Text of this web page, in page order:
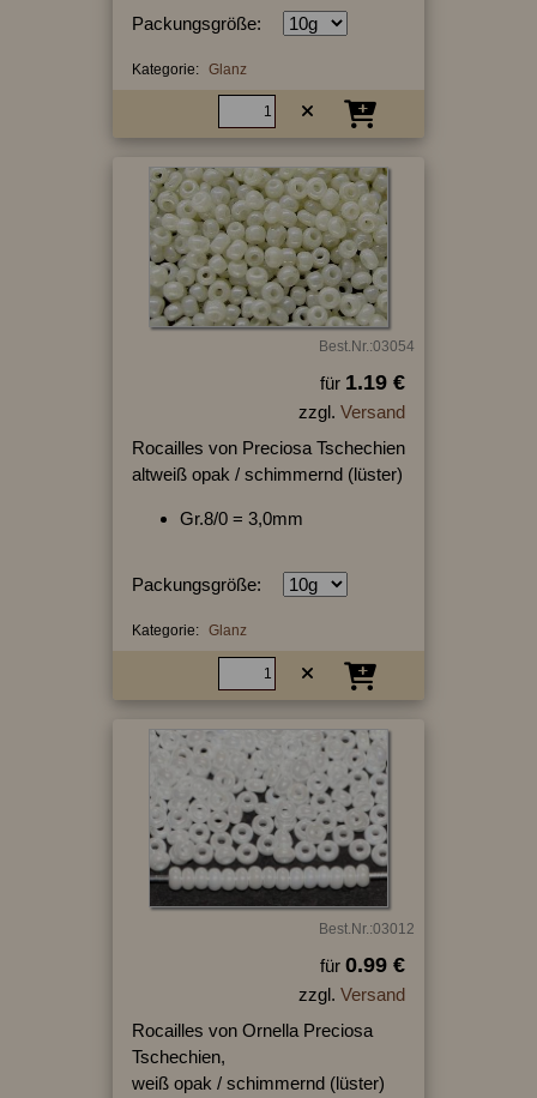
Packungsgröße:
Kategorie: Glanz
Best.Nr.:03054
für 1.19 €
zzgl. Versand
Rocailles von Preciosa Tschechien
altweiß opak / schimmernd (lüster)
Gr.8/0 = 3,0mm
Packungsgröße:
Kategorie: Glanz
Best.Nr.:03012
für 0.99 €
zzgl. Versand
Rocailles von Ornella Preciosa
Tschechien,
weiß opak / schimmernd (lüster)